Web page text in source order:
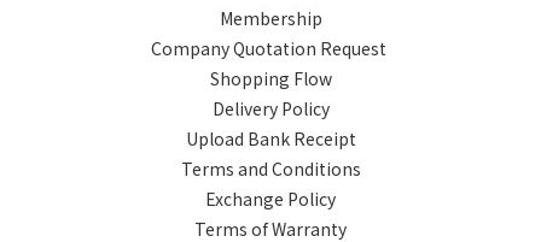
Membership
Company Quotation Request
Shopping Flow
Delivery Policy
Upload Bank Receipt
Terms and Conditions
Exchange Policy
Terms of Warranty